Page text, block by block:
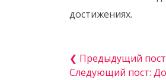
достижениях.
❮ Предыдущий
Следующий пост: